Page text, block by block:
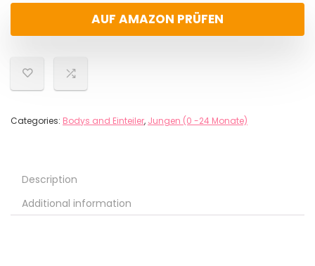
AUF AMAZON PRÜFEN
Categories: Bodys and Einteiler, Jungen (0 -24 Monate)
Description
Additional information